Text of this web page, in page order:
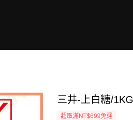
三井-上白糖/1KG
超取滿NT$699免運